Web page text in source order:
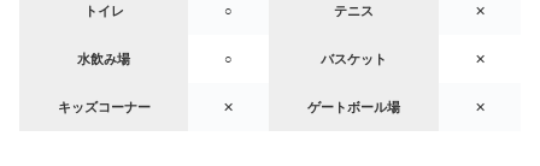
トイレ ○ テニス ✕
水飲み場 ○ バスケット ✕
キッズコーナー ✕ ゲートボール場 ✕